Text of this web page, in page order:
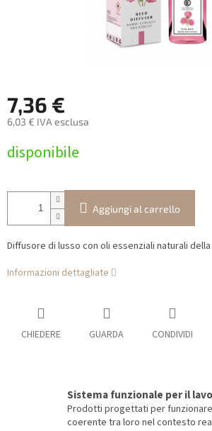
7,36 €
6,03 € IVA esclusa
della
disponibile
Aggiungi al carrello
Diffusore di lusso con oli essenziali naturali della
Informazioni dettagliate
CHIEDERE GUARDA CONDIVIDI
Sistema funzionale per il
Prodotti progettati per
coerente tra loro nel contesto